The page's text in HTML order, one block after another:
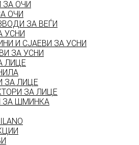
ЗА ОЧИ
ОЧИ
ЗА ВЕЃИ
УСНИ
И СЈАЕВИ ЗА УСНИ
ЗА УСНИ
ЛИЦЕ
ЗА ЛИЦЕ
ЗА ЛИЦЕ
ЗА ШМИНКА